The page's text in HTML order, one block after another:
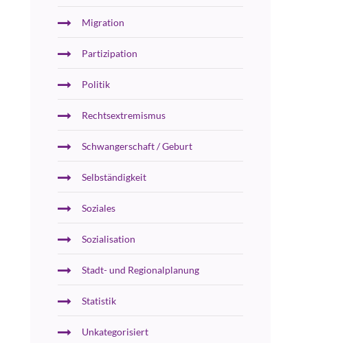
Migration
Partizipation
Politik
Rechtsextremismus
Schwangerschaft / Geburt
Selbständigkeit
Soziales
Sozialisation
Stadt- und Regionalplanung
Statistik
Unkategorisiert